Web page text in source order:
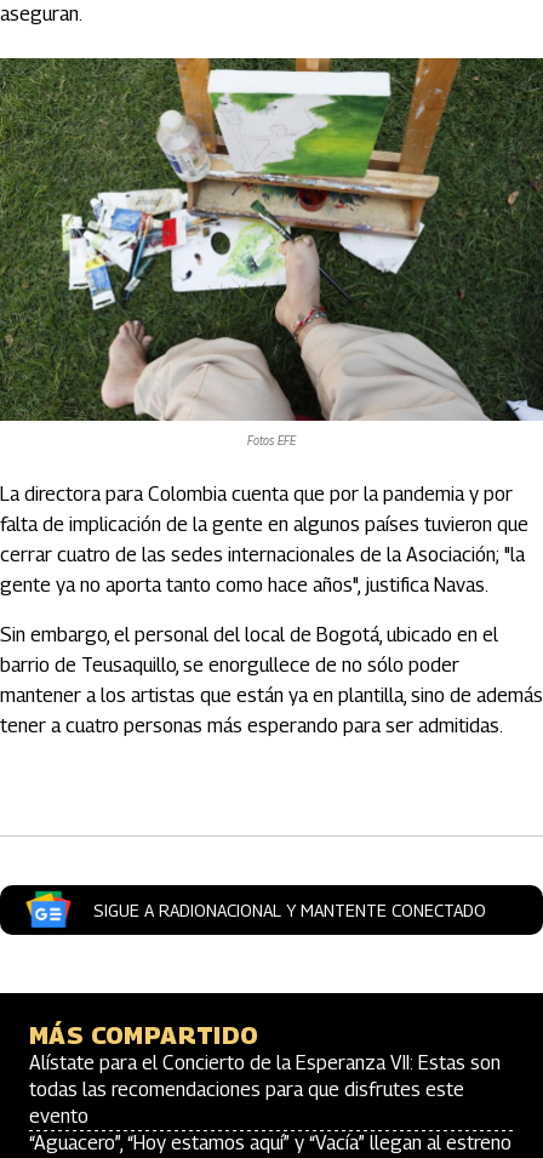
aseguran.
Fotos EFE
La directora para Colombia cuenta que por la pandemia y por
falta de implicación de la gente en algunos países tuvieron que
cerrar cuatro de las sedes internacionales de la Asociación; "la
gente ya no aporta tanto como hace años", justifica Navas.
Sin embargo, el personal del local de Bogotá, ubicado en el
barrio de Teusaquillo, se enorgullece de no sólo poder
mantener a los artistas que están ya en plantilla, sino de además
tener a cuatro personas más esperando para ser admitidas.
SIGUE A RADIONACIONAL Y MANTENTE CONECTADO
MÁS COMPARTIDO
Alístate para el Concierto de la Esperanza VII: Estas son
todas las recomendaciones para que disfrutes este
evento
“Aguacero”, “Hoy estamos aquí” y “Vacía” llegan al estreno